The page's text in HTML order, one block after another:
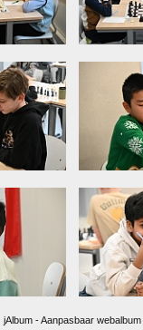
jAlbum - Aanpasbaar webalbum